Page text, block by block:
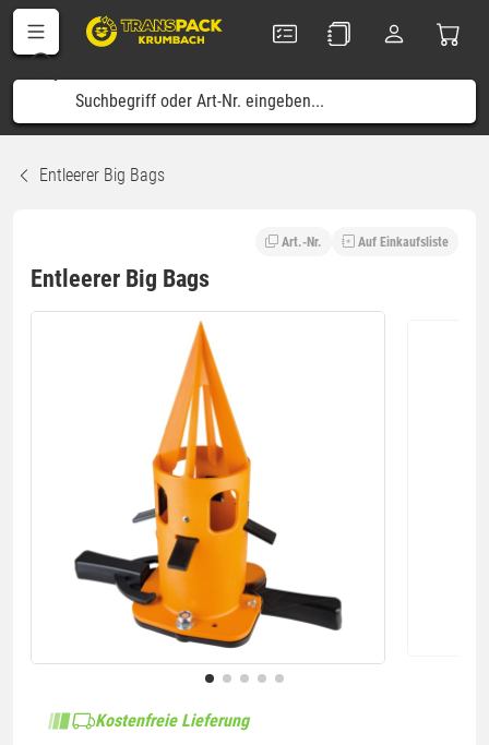
Entleerer Big Bags
Art.-Nr. Auf Einkaufsliste
Entleerer Big Bags
Kostenfreie Lieferung